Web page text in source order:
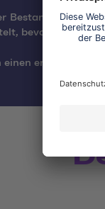
Bestandteil der
bevor es für die